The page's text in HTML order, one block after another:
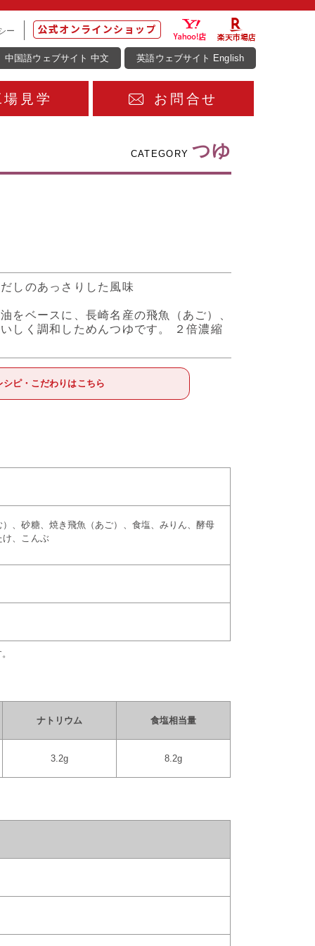
ー
中国語ウェブサイト 中文 英語ウェブサイト English
場見学 お問合せ
CATEGORY つゆ
しのあっさりした風味
をベースに、長崎名産の飛魚（あご）、
しく調和しためんつゆです。 ２倍濃縮
シピ・こだわりはこちら
、砂糖、焼き飛魚（あご）、食塩、みりん、酵母
け、こんぶ
ナトリウム 食塩相当量
3.2g 8.2g